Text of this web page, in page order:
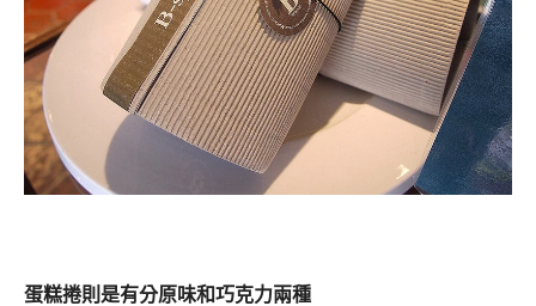
蛋糕捲則是有分原味和巧克力兩種